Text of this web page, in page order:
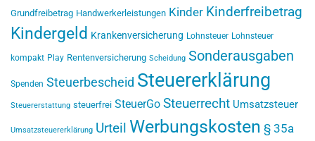
Grundfreibetrag Handwerkerleistungen Kinder Kinderfreibetrag
Kindergeld Krankenversicherung Lohnsteuer Lohnsteuer
kompakt Play Rentenversicherung Scheidung Sonderausgaben
Spenden Steuerbescheid Steuererklärung
Steuererstattung steuerfrei SteuerGo Steuerrecht Umsatzsteuer
Umsatzsteuererklärung Urteil Werbungskosten § 35a